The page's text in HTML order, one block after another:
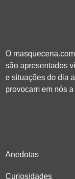
O
são apresentados
e situações do dia
provocam em nós
Anedotas
Curiosidades